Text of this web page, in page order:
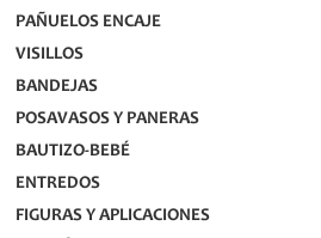
PAÑUELOS ENCAJE
VISILLOS
BANDEJAS
POSAVASOS Y PANERAS
BAUTIZO-BEBÉ
ENTREDOS
FIGURAS Y APLICACIONES